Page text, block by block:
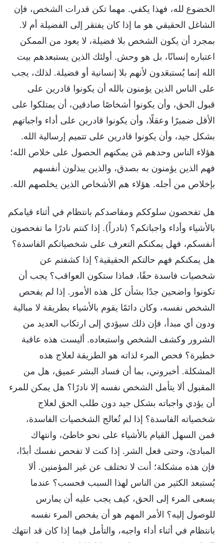
الخضوع لله، فهذا يكفي. مهما تكن قدرات الشخص، فإن
الشاغل الحقيقي هو ما إذا كان يفتقر إلى الفضيلة أم لا.
بمجرد أن يكون الشخص بلا فضيلة، لا يعود من الممكن
اعتباره إنسانًا، بل هو وحش. أولئك الذين يستبعدهم بيت
الله إنما يُستبعَدون لأنهم بلا إنسانية أو فضيلة. لذلك، يجب
على الناس الذين يؤمنون بالله أن يكونوا قادرين على
قبول الحق، وأن يكونوا أشخاصًا صادقين، أن يمتلكوا على
الأقل ضميرًا وعقلًا، وأن يكونوا قادرين على أداء واجباتهم
بشكل جيد، وأن يكونوا قادرين على تتميم إرسالية الله.
هؤلاء الناس وحدهم مَن يمكنهم الحصول على خلاص الله؛
فهم الذين يؤمنون به بصدق، والذين يبذلون أنفسهم
بإخلاص من أجله. هؤلاء هم الأشخاص الذين يخلصهم الله.
هل تفحصون سلوككم ومقاصدكم بانتظام في أثناء قيامكم
بالأشياء وأداء واجباتكم؟ (نادراً). إذا كنتم نادرًا ما تفحصون
أنفسكم، فهل يمكنكم التعرف على شخصياتكم الفاسدة؟
هل يمكنكم فهم حالتكم الحقيقية؟ إذا كشفتم عن
شخصيات فاسدة حقًا، فماذا ستكون العواقب؟ يجب أن
تكونوا واضحين جدًا بشأن كل هذه الأمور. إذا لم يفحص
الشخص نفسه، وكان دائمًا يقوم بالأشياء بطريقة لا مبالية
ودون أي مبدأ، فإن ذلك سيؤدي إلى ارتكاب العديد من
الشرور وكشف الشخص واستبعاده. أليست هذه عاقبة
خطيرة؟ فحص المرء لذاته هو الطريقة لعلاج هذه
المشكلة. أخبروني، بما أن فساد البشر عميق، هل من
المقبول ألا يتأمل الشخص نفسه إلا نادرًا؟ هل يمكن للمرء
أن يؤدي واجباته بشكل جيد دون طلب الحق لعلاج
شخصياته الفاسدة؟ إذا لم تُعالج الشخصيات الفاسدة،
فمن السهل القيام بالأشياء على نحو خاطئ، وانتهاك
المبادئ، وحتى فعل الشر. إذا كنت لا تفحص نفسك أبدًا،
فإن هذه مشكلة؛ أنت لا تختلف عن غير المؤمنين. ألا
يُستبعد الكثير من الناس لهذا السبب فحسب؟ عندما
يسعى المرء إلى الحق، كيف يجب عليه أن يمارس
للوصول إليه؟ الأمر المهم هو أن يفحص المرء نفسه
بانتظام في أثناء أداء واجبه، والتأمل فيما إذا كان قد انتهك